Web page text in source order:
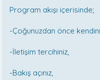
Program akışı içerisinde;
-Çoğunuzdan önce
-İletişim tercihiniz,
-Bakış açınız,